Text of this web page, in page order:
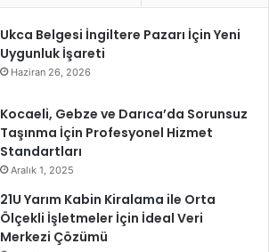
Ukca Belgesi İngiltere Pazarı İçin Yeni
Uygunluk İşareti
Haziran 26, 2026
Kocaeli, Gebze ve Darıca’da Sorunsuz
Taşınma İçin Profesyonel Hizmet
Standartları
Aralık 1, 2025
21U Yarım Kabin Kiralama ile Orta
Ölçekli İşletmeler İçin İdeal Veri
Merkezi Çözümü